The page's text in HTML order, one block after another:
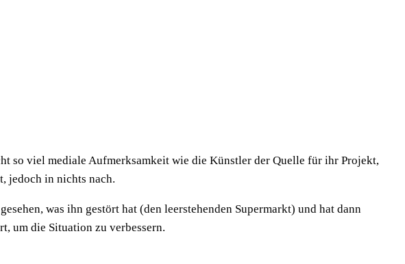
so viel mediale Aufmerksamkeit wie die Künstler der Quelle für ihr Projekt,
jedoch in nichts nach.
was ihn gestört hat (den leerstehenden Supermarkt) und hat dann
um die Situation zu verbessern.